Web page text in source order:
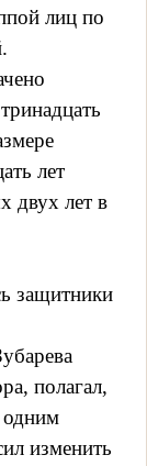
лиц по
лет
двух лет в
защитники
полагал,
одним
изменить